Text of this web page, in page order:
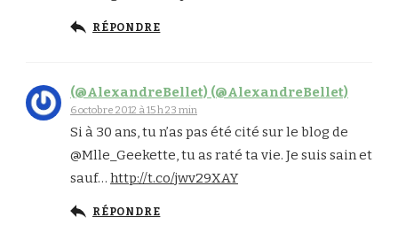
RÉPONDRE
(@AlexandreBellet) (@AlexandreBellet)
6 octobre 2012 à 15 h 23 min
Si à 30 ans, tu n’as pas été cité sur le blog de
@Mlle_Geekette, tu as raté ta vie. Je suis sain et
sauf… http://t.co/jwv29XAY
RÉPONDRE